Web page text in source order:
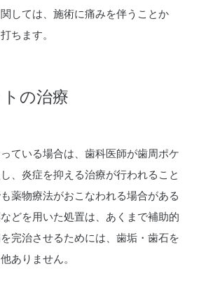
しては、施術に痛みを伴うことか
ちます。
の治療
ている場合は、歯科医師が歯周ポケ
、炎症を抑える治療が行われること
薬物療法がおこなわれる場合がある
どを用いた処置は、あくまで補助的
完治させるためには、歯垢・歯石を
ありません。